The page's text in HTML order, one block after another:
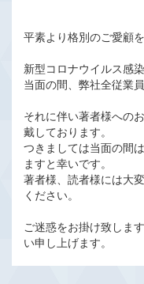
平素より格別のご愛顧
新型コロナウイルス感
当面の間、弊社全従業
それに伴い著者様への
戴しております。
つきましては当面の間
ますと幸いです。
著者様、読者様には大
ください。
ご迷惑をお掛け致しま
い申し上げます。